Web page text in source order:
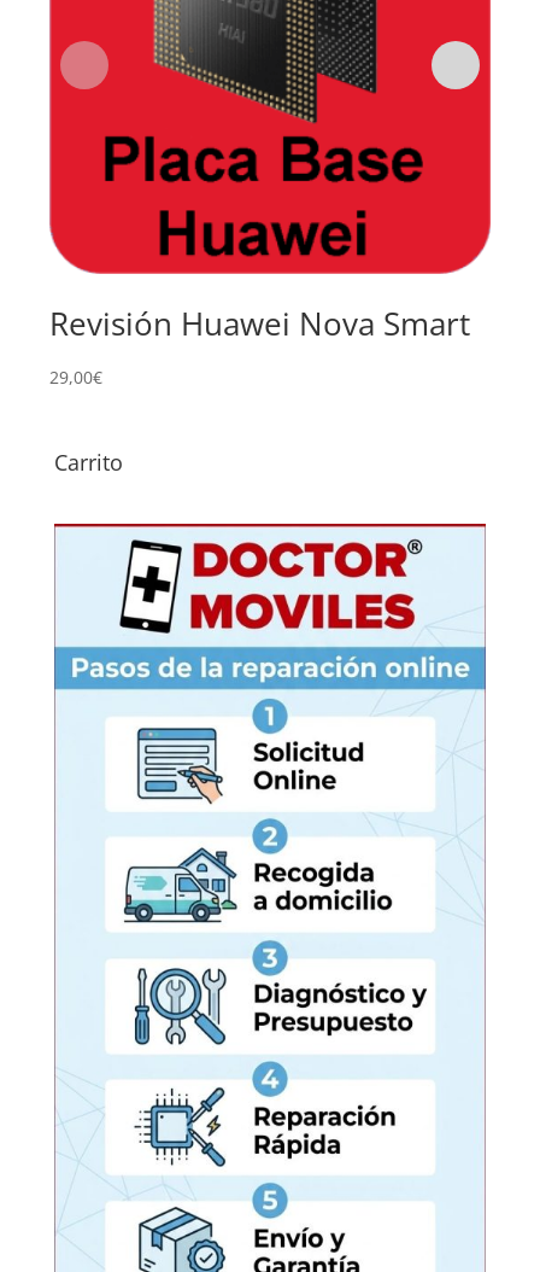
Revisión Huawei Nova Smart
29,00€
Carrito